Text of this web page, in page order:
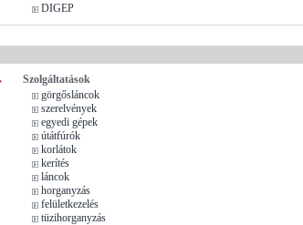
DIGEP
Szolgáltatások
görgősláncok
szerelvények
egyedi gépek
útátfúrók
korlátok
kerítés
láncok
horganyzás
felületkezelés
tüzihorganyzás